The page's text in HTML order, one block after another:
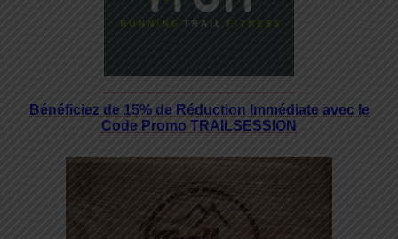
Bénéficiez de 15% de Réduction Immédiate avec le
Code Promo TRAILSESSION